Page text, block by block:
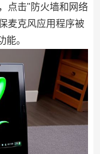
点击"防火墙和网络
麦克风应用程序被
能。